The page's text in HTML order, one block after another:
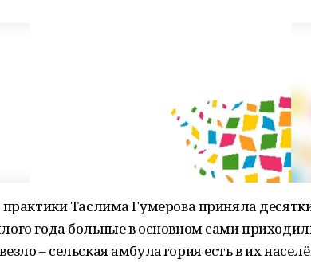
практики Таслима Гумерова приняла
года больные в основном сами
– сельская амбулатория есть в их